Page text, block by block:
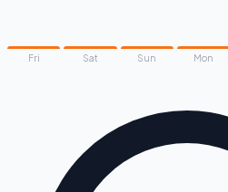
Fri Sat Sun Mon